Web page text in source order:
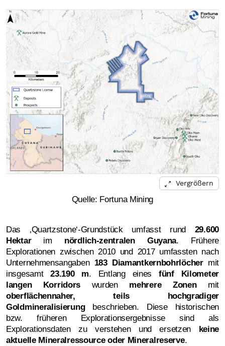
Vergrößern
Quelle: Fortuna Mining
Das ‚Quartzstone‘-Grundstück umfasst rund 29.600
Hektarim nördlich-zentralen Guyana. Frühere
Explorationen zwischen 2010 und 2017 umfassten nach
Unternehmensangaben 183 Diamantkernbohrlöchermit
insgesamt23.190 m. Entlang eines fünf Kilometer
langen Korridors wurden mehrere Zonenmit
oberflächennaher, teils hochgradiger
Goldmineralisierung beschrieben. Diese historischen
bzw. früheren Explorationsergebnisse sind als
Explorationsdaten zu verstehen und ersetzen keine
aktuelle Mineralressource oder Mineralreserve.